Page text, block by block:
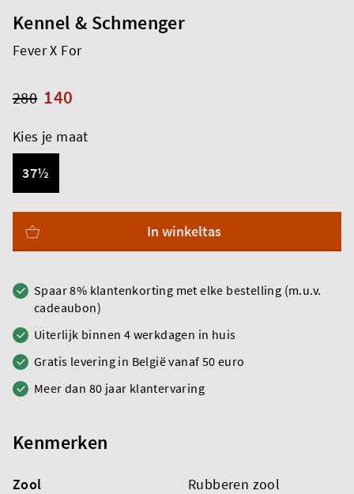
Kennel & Schmenger
Fever X For
140
280
Kies je maat
37½
In winkeltas
Spaar 8% klantenkorting met elke bestelling (m.u.v.
cadeaubon)
Uiterlijk binnen 4 werkdagen in huis
Gratis levering in België vanaf 50 euro
Meer dan 80 jaar klantervaring
Kenmerken
Zool Rubberen zool